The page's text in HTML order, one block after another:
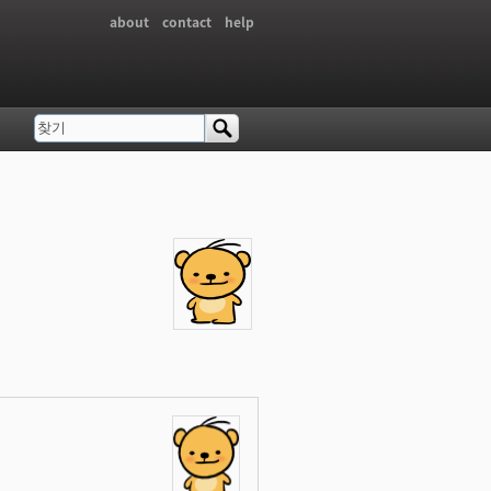
about contact help
검색 폼
찾기